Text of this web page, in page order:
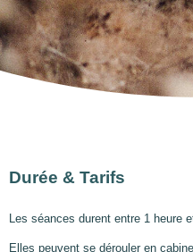
Durée & Tarifs
Les séances durent entre 1 heure
Elles peuvent se dérouler en